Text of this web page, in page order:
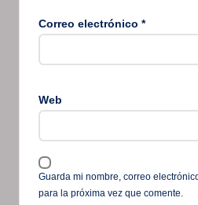
Correo electrónico *
Web
Guarda mi nombre, correo
para la próxima vez que comente.